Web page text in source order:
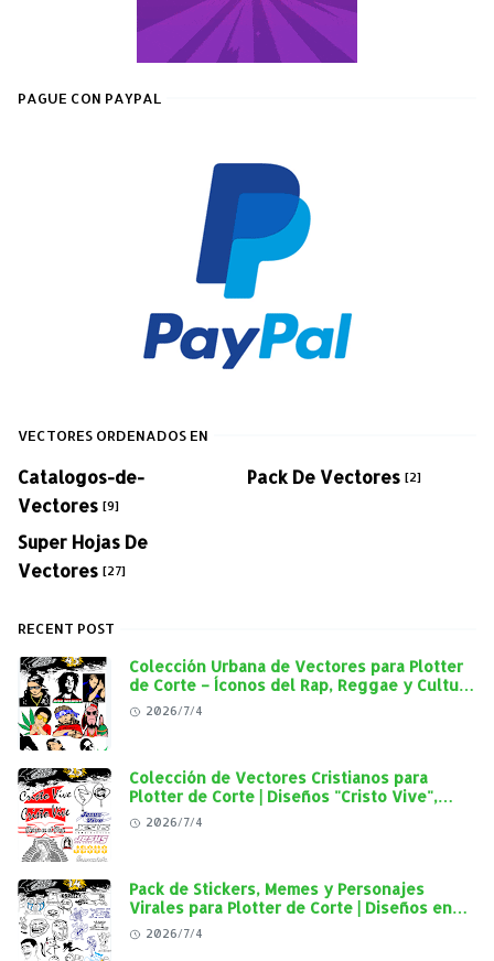
PAGUE CON PAYPAL
VECTORES ORDENADOS EN
Catalogos-de-
Vectores [9]
Pack De Vectores [2]
Super Hojas De
Vectores [27]
RECENT POST
Colección Urbana de Vectores para Plotter
de Corte – Íconos del Rap, Reggae y Cultura
Street en Alta Calidad
2026/7/4
Colección de Vectores Cristianos para
Plotter de Corte | Diseños "Cristo Vive",
"Jesús Vive" y Virgen de Guadalupe en Alta
Calidad
2026/7/4
Pack de Stickers, Memes y Personajes
Virales para Plotter de Corte | Diseños en
Alta Calidad
2026/7/4